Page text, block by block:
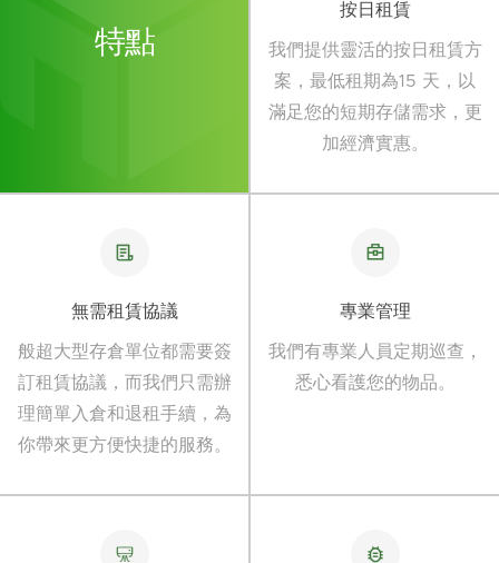
特點
按日租賃
我們提供靈活的按日租賃方
案，最低租期為15 天，以
滿足您的短期存儲需求，更
加經濟實惠。
無需租賃協議
般超大型存倉單位都需要簽
訂租賃協議，而我們只需辦
理簡單入倉和退租手續，為
你帶來更方便快捷的服務。
專業管理
我們有專業人員定期巡查，
悉心看護您的物品。